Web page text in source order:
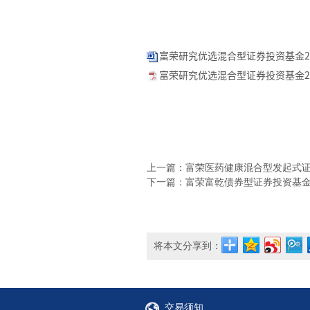
富荣研究优选混合型证券投资基
富荣研究优选混合型证券投资基
上一篇：富荣医药健康混合型发起式
下一篇：富荣富乾债券型证券投资基
将本文分享到：